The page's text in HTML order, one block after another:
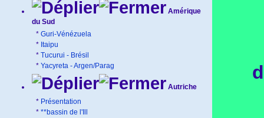
Amérique
du Sud
* Guri-Vénézuela
* Itaipu
* Tucurui - Brésil
* Yacyreta - Argen/Parag
Autriche
* Présentation
* **bassin de l'Ill